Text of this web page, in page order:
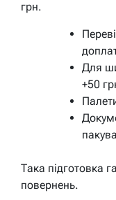
грн.
Для
+50
Така підготовка
повернень.